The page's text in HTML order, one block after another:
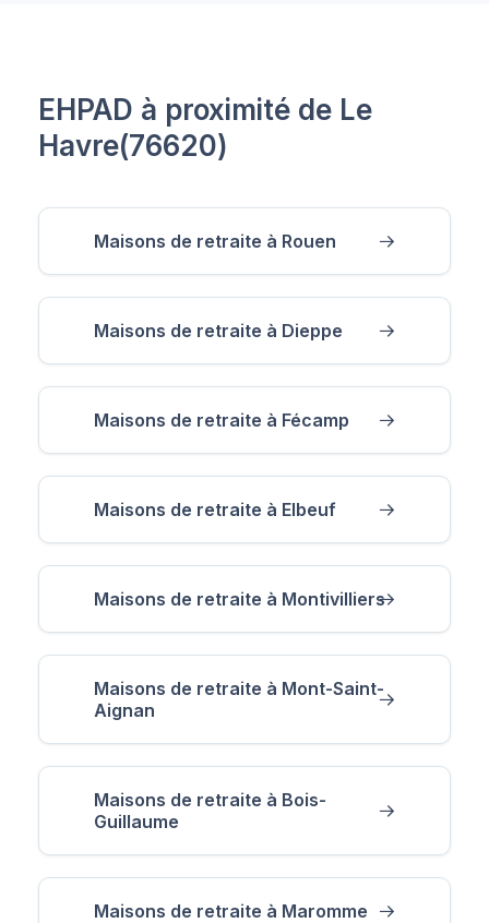
EHPAD à proximité de Le
Havre(76620)
Maisons de retraite à Rouen
Maisons de retraite à Dieppe
Maisons de retraite à Fécamp
Maisons de retraite à Elbeuf
Maisons de retraite à Montivilliers
Maisons de retraite à Mont-Saint-
Aignan
Maisons de retraite à Bois-
Guillaume
Maisons de retraite à Maromme